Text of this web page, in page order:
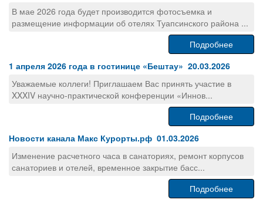
В мае 2026 года будет производится фотосъемка и
размещение информации об отелях Туапсинского района ...
Подробнее
1 апреля 2026 года в гостинице «Бештау» 20.03.2026
Уважаемые коллеги! Приглашаем Вас принять участие в
XXXIV научно-практической конференции «Иннов...
Подробнее
Новости канала Макс Курорты.рф 01.03.2026
Изменение расчетного часа в санаториях, ремонт корпусов
санаториев и отелей, временное закрытие басс...
Подробнее